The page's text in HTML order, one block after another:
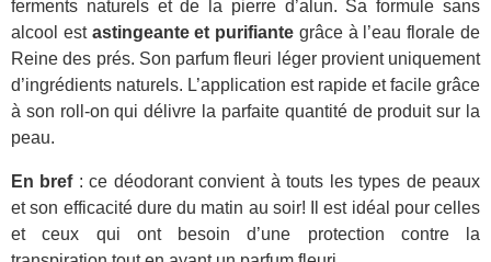
ferments naturels et de la pierre d’alun. Sa formule sans
alcool est astingeante et purifiante grâce à l’eau florale de
Reine des prés. Son parfum fleuri léger provient uniquement
d’ingrédients naturels. L’application est rapide et facile grâce
à son roll-on qui délivre la parfaite quantité de produit sur la
peau.
En bref: ce déodorant convient à touts les types de peaux
et son efficacité dure du matin au soir! Il est idéal pour celles
et ceux qui ont besoin d’une protection contre la